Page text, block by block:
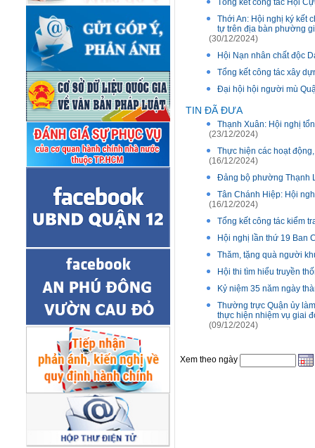
Tổng kết công tác Hội
Thới An: Hội nghị ký kết
tự trên địa bàn phường
(30/12/2024)
Hội Nạn nhân chất độc
Tổng kết công tác xây
Đại hội hội người mù
TIN ĐÃ ĐƯA
Thạnh Xuân: Hội nghị
(23/12/2024)
Thực hiện các hoạt
(16/12/2024)
Đảng bộ phường Thạnh
Tân Chánh Hiệp: Hội
(16/12/2024)
Tổng kết công tác kiểm
Hội nghị lần thứ 19 Ban
Thăm, tặng quà người
Hội thi tìm hiểu truyền
Kỷ niệm 35 năm ngày
Thường trực Quận ủy
thực hiện nhiệm vụ giai
(09/12/2024)
Xem theo ngày